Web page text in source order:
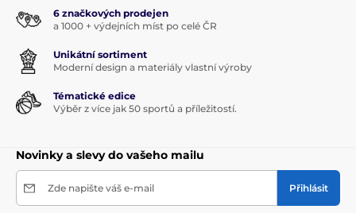
6 značkových prodejen
a 1000 + výdejních míst po celé ČR
Unikátní sortiment
Moderní design a materiály vlastní výroby
Tématické edice
Výběr z více jak 50 sportů a příležitostí.
Novinky a slevy do vašeho mailu
Zde napište váš e-mail Přihlásit